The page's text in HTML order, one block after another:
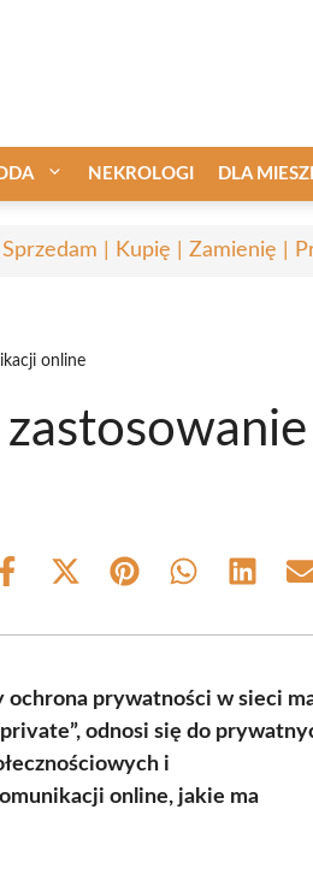
NEKROLOGI DLA
| Kupię | Zamienię |
online
Share
Share
(Twitter)
Share Share Share
ochrona prywatności w sieci
odnosi się do
i
online, jakie ma